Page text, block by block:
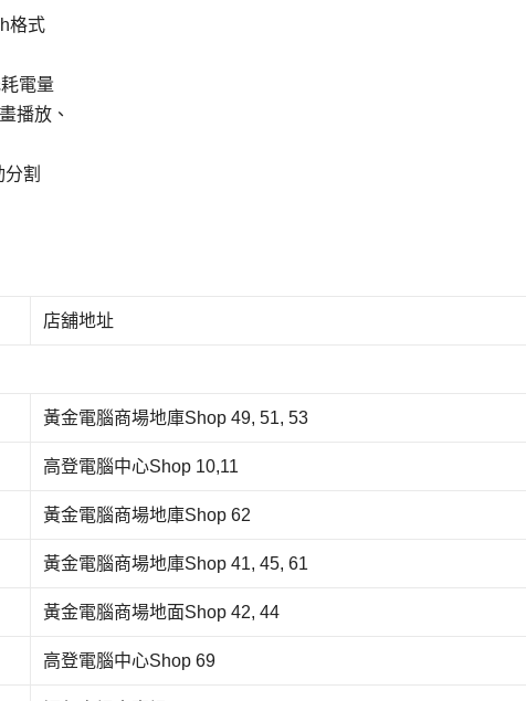
格式
電量
播放、
割
店舖地址
黃金電腦商場地庫Shop 49, 51, 53
高登電腦中心Shop 10,11
黃金電腦商場地庫Shop 62
黃金電腦商場地庫Shop 41, 45, 61
黃金電腦商場地面Shop 42, 44
高登電腦中心Shop 69